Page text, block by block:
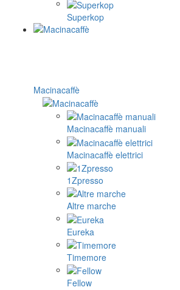
Superkop
Macinacaffè
Macinacaffè manuali
Macinacaffè elettrici
1Zpresso
Altre marche
Eureka
Timemore
Fellow